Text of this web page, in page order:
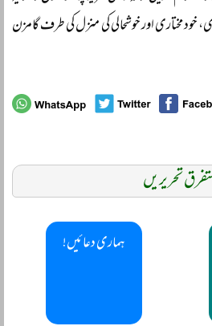
خود مختاری اور خوشحالی کی منزل کی طرف گامزن
تحریریں
ہماری دعائیں!